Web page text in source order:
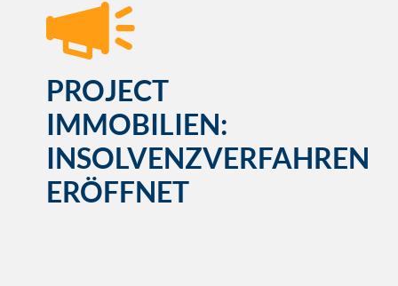
PROJECT
IMMOBILIEN:
INSOLVENZVERFAHREN
ERÖFFNET